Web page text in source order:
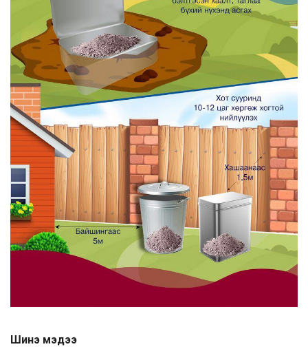
Шинэ мэдээ